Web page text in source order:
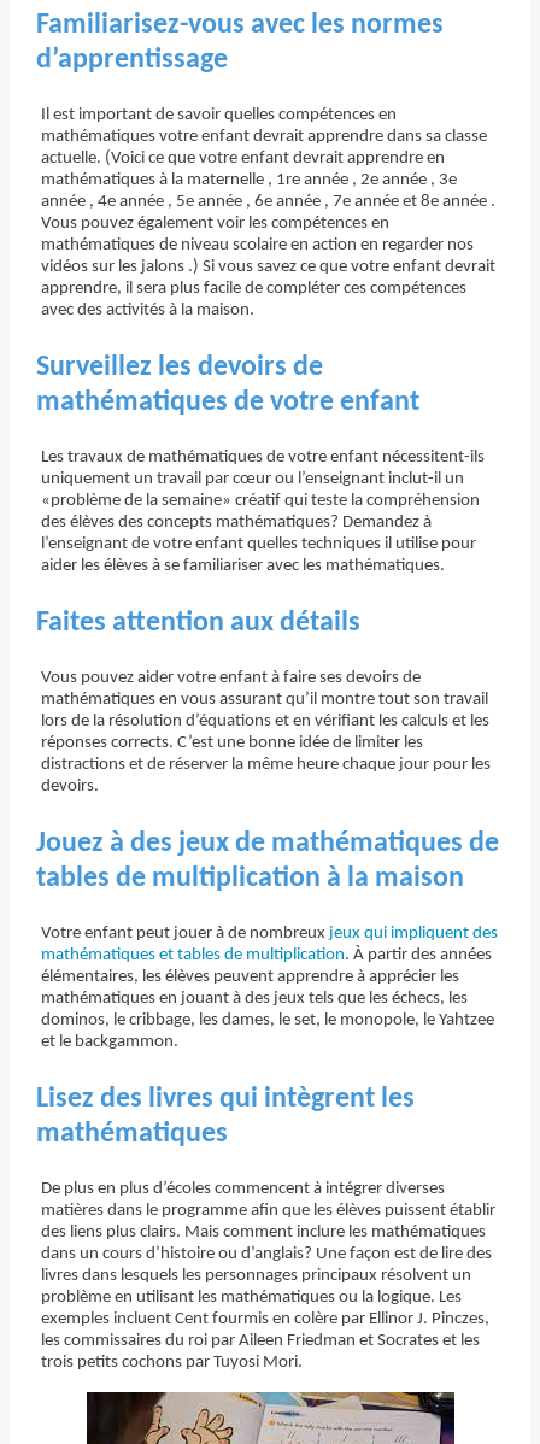
Familiarisez-vous avec les normes
d’apprentissage
Il est important de savoir quelles compétences en
mathématiques votre enfant devrait apprendre dans sa classe
actuelle. (Voici ce que votre enfant devrait apprendre en
mathématiques à la maternelle , 1re année , 2e année , 3e
année , 4e année , 5e année , 6e année , 7e année et 8e année .
Vous pouvez également voir les compétences en
mathématiques de niveau scolaire en action en regarder nos
vidéos sur les jalons .) Si vous savez ce que votre enfant devrait
apprendre, il sera plus facile de compléter ces compétences
avec des activités à la maison.
Surveillez les devoirs de
mathématiques de votre enfant
Les travaux de mathématiques de votre enfant nécessitent-ils
uniquement un travail par cœur ou l’enseignant inclut-il un
«problème de la semaine» créatif qui teste la compréhension
des élèves des concepts mathématiques? Demandez à
l’enseignant de votre enfant quelles techniques il utilise pour
aider les élèves à se familiariser avec les mathématiques.
Faites attention aux détails
Vous pouvez aider votre enfant à faire ses devoirs de
mathématiques en vous assurant qu’il montre tout son travail
lors de la résolution d’équations et en vérifiant les calculs et les
réponses corrects. C’est une bonne idée de limiter les
distractions et de réserver la même heure chaque jour pour les
devoirs.
Jouez à des jeux de mathématiques de
tables de multiplication à la maison
Votre enfant peut jouer à de nombreux jeux qui impliquent des
mathématiques et tables de multiplication. À partir des années
élémentaires, les élèves peuvent apprendre à apprécier les
mathématiques en jouant à des jeux tels que les échecs, les
dominos, le cribbage, les dames, le set, le monopole, le Yahtzee
et le backgammon.
Lisez des livres qui intègrent les
mathématiques
De plus en plus d’écoles commencent à intégrer diverses
matières dans le programme afin que les élèves puissent établir
des liens plus clairs. Mais comment inclure les mathématiques
dans un cours d’histoire ou d’anglais? Une façon est de lire des
livres dans lesquels les personnages principaux résolvent un
problème en utilisant les mathématiques ou la logique. Les
exemples incluent Cent fourmis en colère par Ellinor J. Pinczes,
les commissaires du roi par Aileen Friedman et Socrates et les
trois petits cochons par Tuyosi Mori.